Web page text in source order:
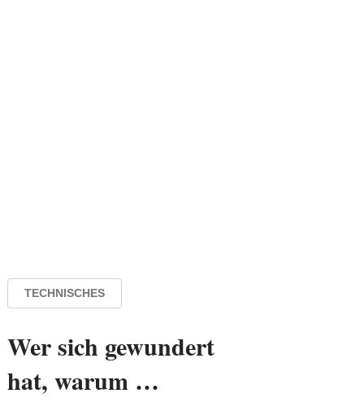
TECHNISCHES
Wer sich gewundert
hat, warum …